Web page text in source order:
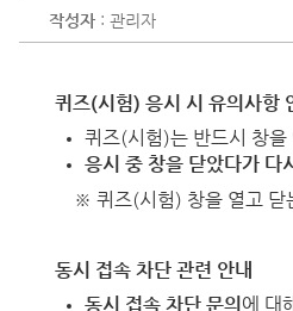
작성자 : 관리자
퀴즈(시험) 응시 시 유의사항
퀴즈(시험)는 반드시 창을
응시 중 창을 닫았다가 다
※ 퀴즈(시험) 창을 열고 닫
동시 접속 차단 관련 안내
동시 접속 차단 문의 에 대